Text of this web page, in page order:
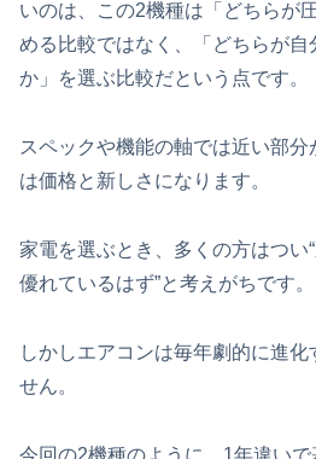
いのは、この2機種は「どちらが
める比較ではなく、「どちらが自
か」を選ぶ比較だという点です。
スペックや機能の軸では近い部
は価格と新しさになります。
家電を選ぶとき、多くの方はつい
優れているはず”と考えがちです。
しかしエアコンは毎年劇的に進化
せん。
今回の2機種のように、1年違い